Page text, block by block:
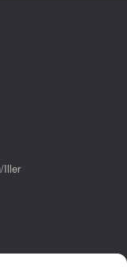
Iller